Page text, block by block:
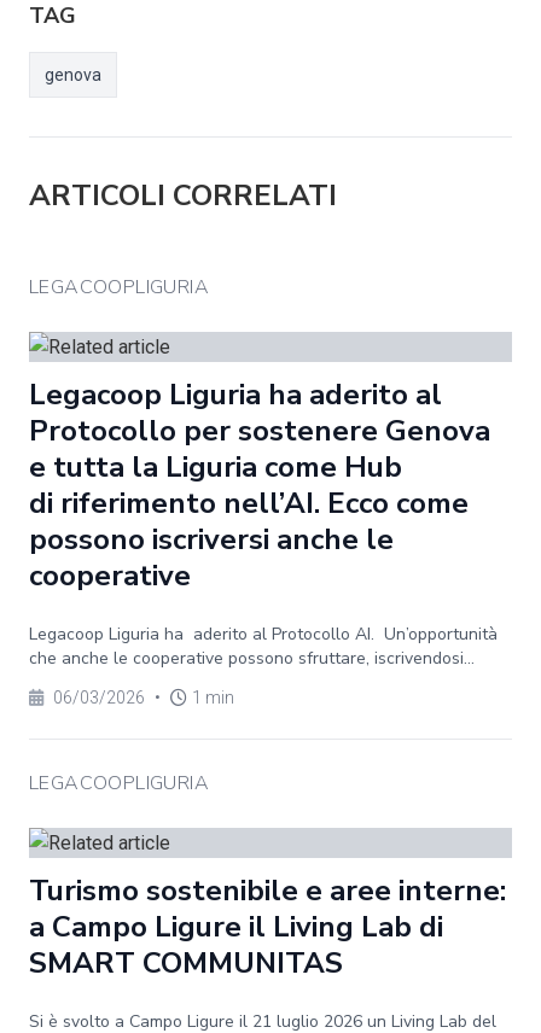
TAG
genova
ARTICOLI CORRELATI
LEGACOOPLIGURIA
Legacoop Liguria ha aderito al
Protocollo per sostenere Genova
e tutta la Liguria come Hub
di riferimento nell’AI. Ecco come
possono iscriversi anche le
cooperative
Legacoop Liguria ha aderito al Protocollo AI. Un’opportunità
che anche le cooperative possono sfruttare, iscrivendosi...
06/03/2026 • 1 min
LEGACOOPLIGURIA
Turismo sostenibile e aree interne:
a Campo Ligure il Living Lab di
SMART COMMUNITAS
Si è svolto a Campo Ligure il 21 luglio 2026 un Living Lab del